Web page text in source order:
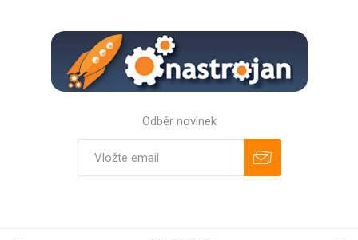
Odběr novinek